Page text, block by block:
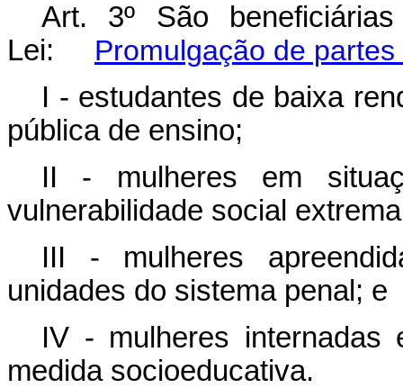
Art. 3º São
Lei: Promulgação de
I - estudantes de baixa
pública de ensino;
II - mulheres em
vulnerabilidade social
III - mulheres
unidades do sistema penal; e
IV - mulheres internadas
medida socioeducativa.